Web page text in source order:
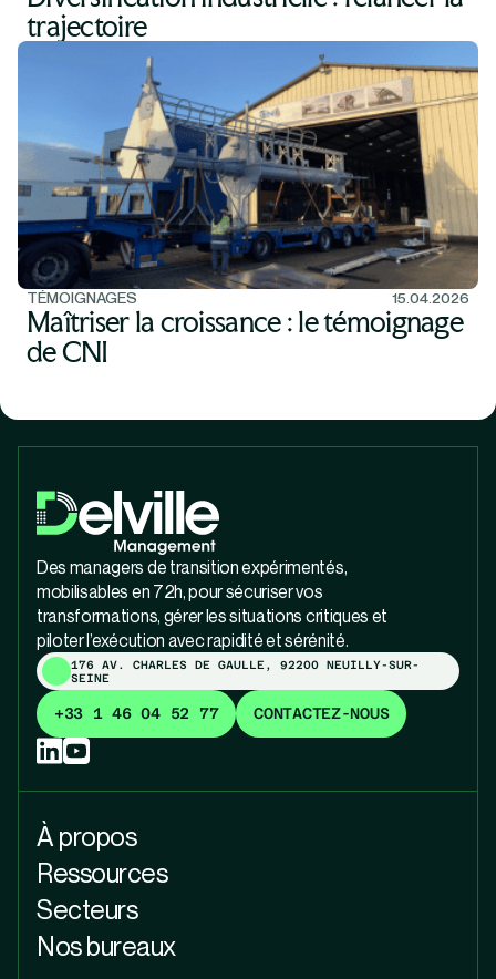
trajectoire
TÉMOIGNAGES 15.04.2026
Maîtriser la croissance : le témoignage
de CNI
Des managers de transition expérimentés,
mobilisables en 72h, pour sécuriser vos
transformations, gérer les situations critiques et
piloter l’exécution avec rapidité et sérénité.
176 AV. CHARLES DE GAULLE, 92200 NEUILLY-SUR-
SEINE
+33 1 46 04 52 77 CONTACTEZ-NOUS
À propos
Ressources
Secteurs
Nos bureaux